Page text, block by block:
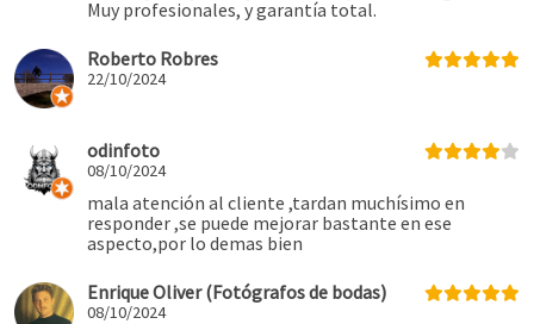
Muy profesionales, y garantía total.
Roberto Robres
22/10/2024
odinfoto
08/10/2024
mala atención al cliente ,tardan muchísimo en
responder ,se puede mejorar bastante en ese
aspecto,por lo demas bien
Enrique Oliver (Fotógrafos de bodas)
08/10/2024